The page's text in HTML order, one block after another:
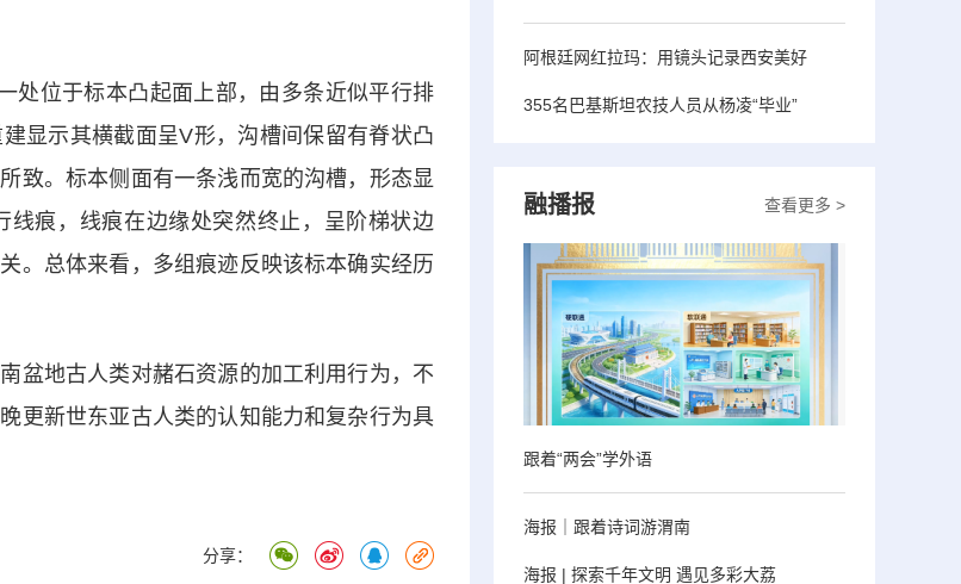
位于标本凸起面上部，由多条近似平行排
显示其横截面呈V形，沟槽间保留有脊状凸
致。标本侧面有一条浅而宽的沟槽，形态显
痕，线痕在边缘处突然终止，呈阶梯状边
。总体来看，多组痕迹反映该标本确实经历
地古人类对赭石资源的加工利用行为，不
更新世东亚古人类的认知能力和复杂行为具
分享：
阿根廷网红拉玛：用镜头记录西安美好
355名巴基斯坦农技人员从杨凌“毕业”
查看更多 >
融播报
跟着“两会”学外语
海报｜跟着诗词游渭南
海报 | 探索千年文明 遇见多彩大荔